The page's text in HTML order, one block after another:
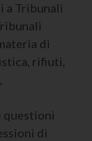
a Tribunali
di
rifiuti,
questioni
di